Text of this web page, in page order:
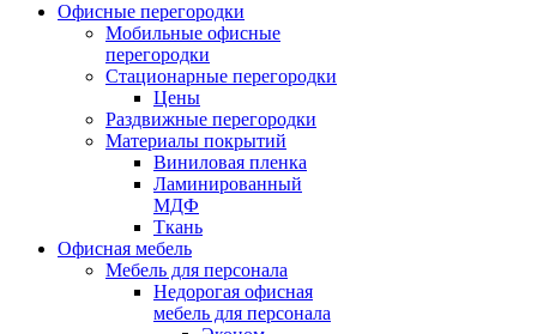
Офисные перегородки
Мобильные офисные
перегородки
Стационарные перегородки
Цены
Раздвижные перегородки
Материалы покрытий
Виниловая пленка
Ламинированный
МДФ
Ткань
Офисная мебель
Мебель для персонала
Недорогая офисная
мебель для персонала